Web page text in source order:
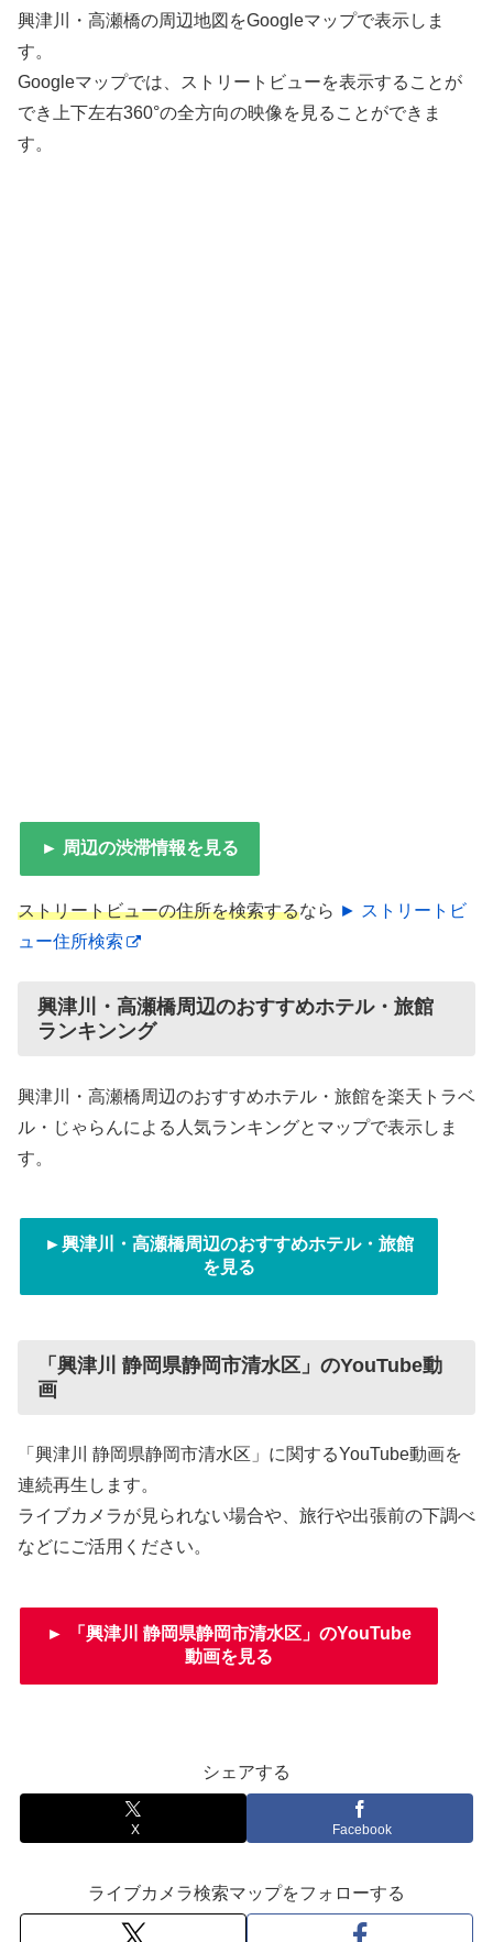
興津川・高瀬橋の周辺地図をGoogleマップで表示しま
す。
Googleマップでは、ストリートビューを表示することが
でき上下左右360°の全方向の映像を見ることができま
す。
► 周辺の渋滞情報を見る
ストリートビューの住所を検索するなら ► ストリートビ
ュー住所検索
興津川・高瀬橋周辺のおすすめホテル・旅館
ランキンング
興津川・高瀬橋周辺のおすすめホテル・旅館を楽天トラベ
ル・じゃらんによる人気ランキングとマップで表示しま
す。
►興津川・高瀬橋周辺のおすすめホテル・旅館
を見る
「興津川 静岡県静岡市清水区」のYouTube動
画
「興津川 静岡県静岡市清水区」に関するYouTube動画を
連続再生します。
ライブカメラが見られない場合や、旅行や出張前の下調べ
などにご活用ください。
► 「興津川 静岡県静岡市清水区」のYouTube
動画を見る
シェアする
X Facebook
ライブカメラ検索マップをフォローする